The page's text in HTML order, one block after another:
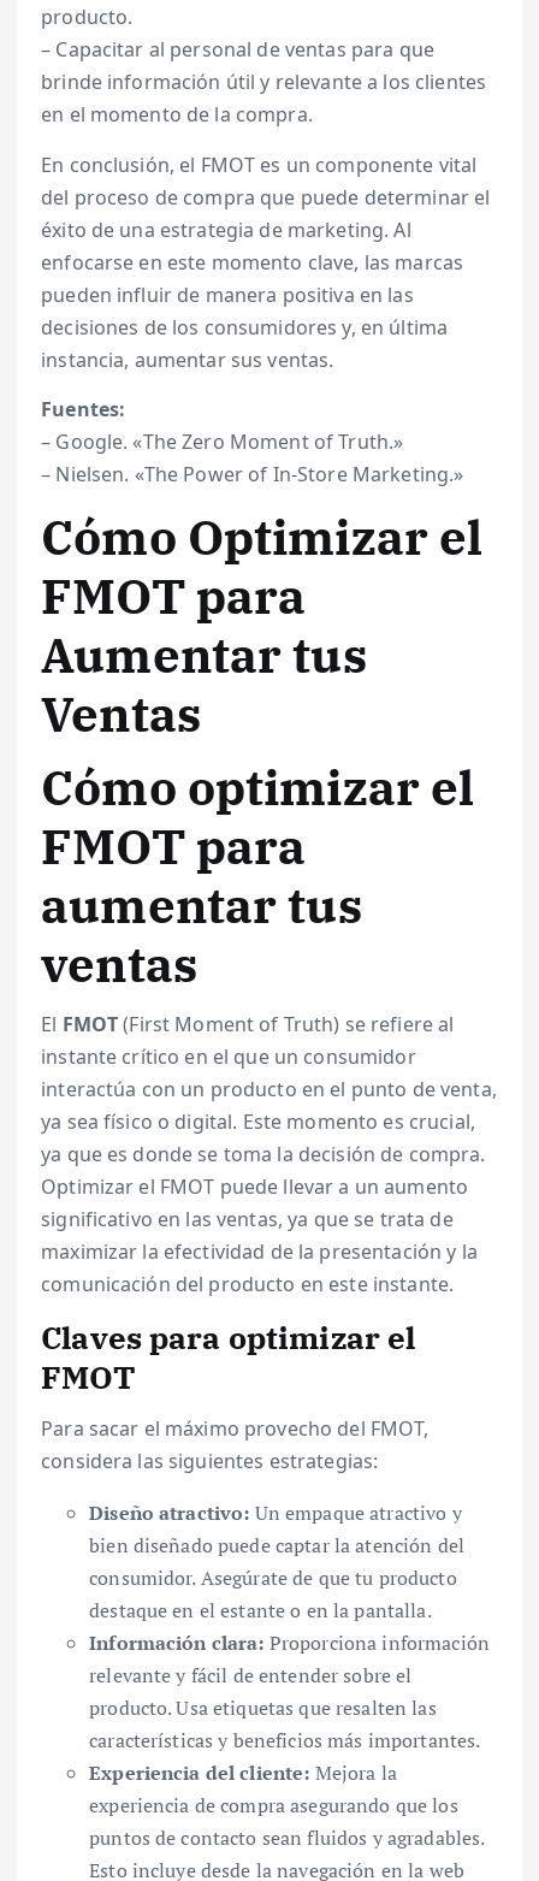
producto.
– Capacitar al personal de ventas para que
brinde información útil y relevante a los clientes
en el momento de la compra.
En conclusión, el FMOT es un componente vital
del proceso de compra que puede determinar el
éxito de una estrategia de marketing. Al
enfocarse en este momento clave, las marcas
pueden influir de manera positiva en las
decisiones de los consumidores y, en última
instancia, aumentar sus ventas.
Fuentes:
– Google. «The Zero Moment of Truth.»
– Nielsen. «The Power of In-Store Marketing.»
Cómo Optimizar el
FMOT para
Aumentar tus
Ventas
Cómo optimizar el
FMOT para
aumentar tus
ventas
El FMOT(First Moment of Truth) se refiere al
instante crítico en el que un consumidor
interactúa con un producto en el punto de venta,
ya sea físico o digital. Este momento es crucial,
ya que es donde se toma la decisión de compra.
Optimizar el FMOT puede llevar a un aumento
significativo en las ventas, ya que se trata de
maximizar la efectividad de la presentación y la
comunicación del producto en este instante.
Claves para optimizar el
FMOT
Para sacar el máximo provecho del FMOT,
considera las siguientes estrategias:
Diseño atractivo: Un empaque atractivo y
bien diseñado puede captar la atención del
consumidor. Asegúrate de que tu producto
destaque en el estante o en la pantalla.
Información clara: Proporciona información
relevante y fácil de entender sobre el
producto. Usa etiquetas que resalten las
características y beneficios más importantes.
Experiencia del cliente: Mejora la
experiencia de compra asegurando que los
puntos de contacto sean fluidos y agradables.
Esto incluye desde la navegación en la web